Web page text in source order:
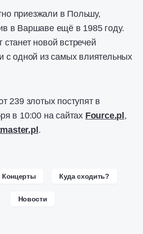
приезжали в Польшу,
в Варшаве ещё в 1985 году.
новой встречей
с одной из самых влиятельных
239 злотых поступят в
в 10:00 на сайтах Fource.pl,
.
Концерты Куда сходить?
Новости